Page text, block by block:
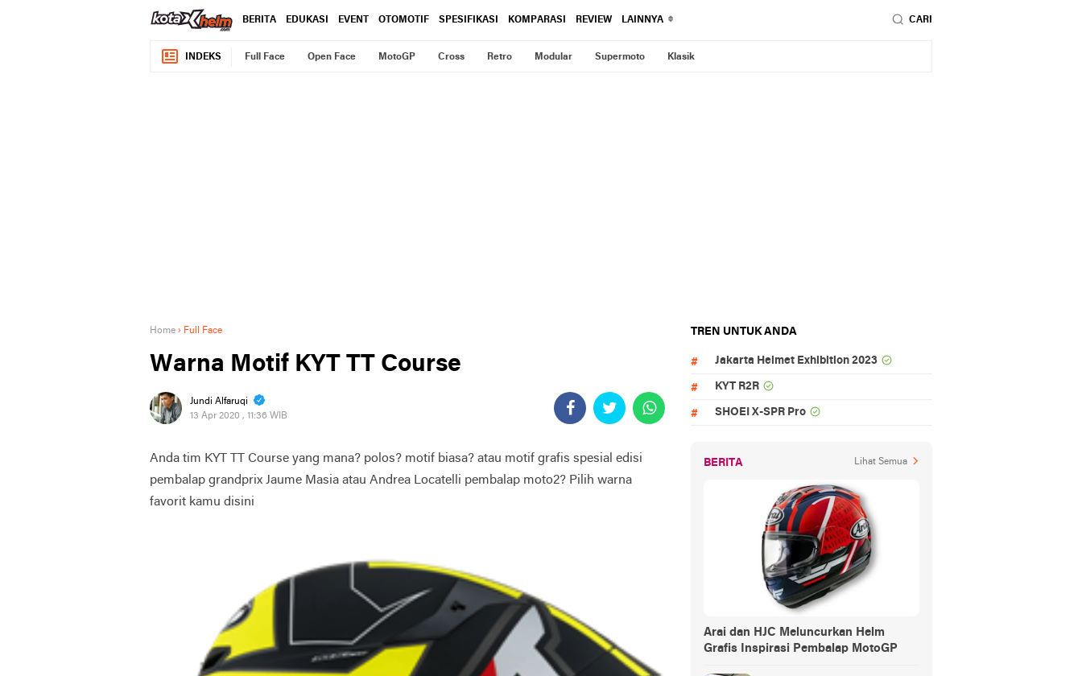
BERITA EDUKASI EVENT OTOMOTIF SPESIFIKASI KOMPARASI REVIEW LAINNYA CARI
INDEKS Full Face Open Face MotoGP Cross Retro Modular Supermoto Klasik
Home › Full Face
Warna Motif KYT TT Course
Jundi Alfaruqi
13 Apr 2020 , 11:36 WIB
Anda tim KYT TT Course yang mana? polos? motif biasa? atau motif grafis spesial edisi
pembalap grandprix Jaume Masia atau Andrea Locatelli pembalap moto2? Pilih warna
favorit kamu disini
TREN UNTUK ANDA
Jakarta Helmet Exhibition 2023
KYT R2R
SHOEI X-SPR Pro
BERITA Lihat Semua
Arai dan HJC Meluncurkan Helm
Grafis Inspirasi Pembalap MotoGP